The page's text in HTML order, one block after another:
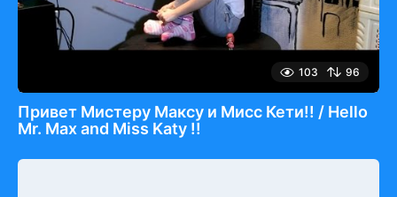
103 96
Привет Мистеру Максу и Мисс Кети!! / Hello
Mr. Max and Miss Katy !!